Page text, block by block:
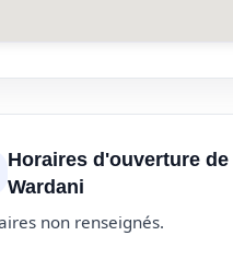
Horaires d'ouverture
Wardani
non renseignés.